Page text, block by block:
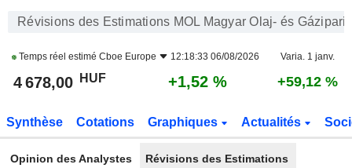
Révisions des Estimations MOL Magyar Olaj- és Gázipari
Temps réel estimé Cboe Europe 12:18:33 06/08/2026 Varia. 1 janv.
4 678,00 HUF +1,52 % +59,12 %
Synthèse Cotations Graphiques Actualités
Opinion des Analystes Révisions des Estimations